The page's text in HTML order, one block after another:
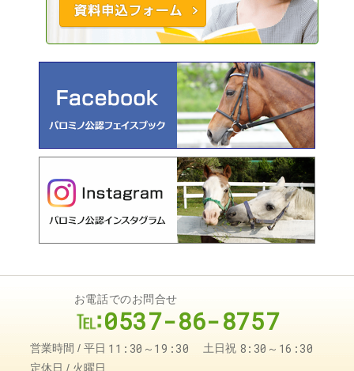
お電話でのお問合せ
0537-86-8757
営業時間 平日 11:30～19:30 土日祝 8:30～16:30
定休日 火曜日